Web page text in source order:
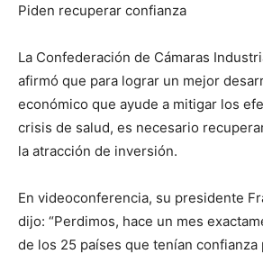
Piden recuperar confianza
La Confederación de Cámaras
afirmó que para lograr un mejor
económico que ayude a mitigar los
crisis de salud, es necesario
la atracción de inversión.
En videoconferencia, su presidente
dijo: “Perdimos, hace un mes
de los 25 países que tenían